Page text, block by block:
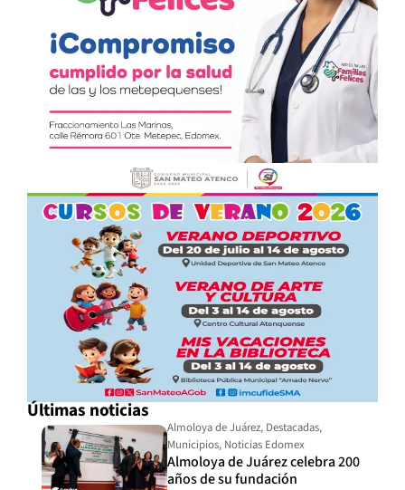
Últimas noticias
Almoloya de Juárez, Destacadas,
Municipios, Noticias Edomex
Almoloya de Juárez celebra 200
años de su fundación